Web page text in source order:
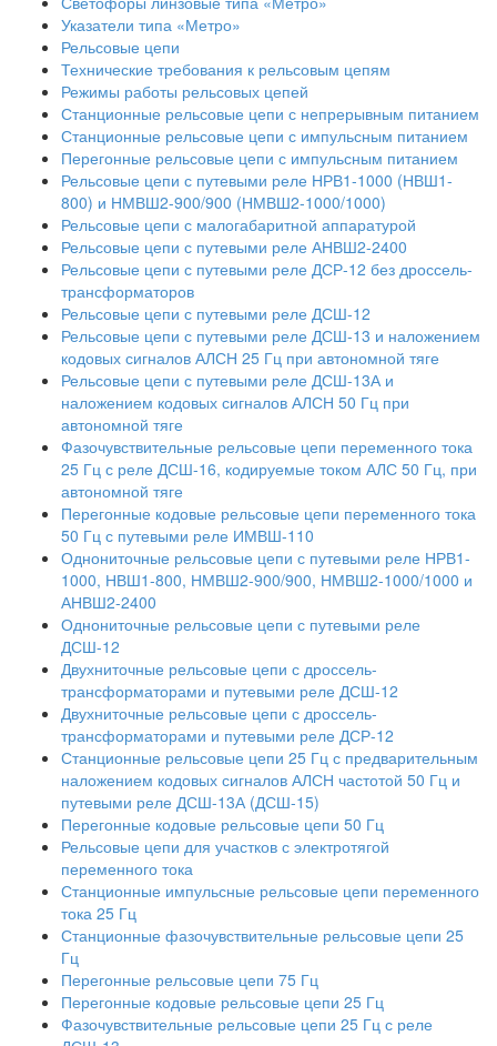
Указатели типа «Метро»
Рельсовые цепи
Технические требования к рельсовым цепям
Режимы работы рельсовых цепей
Станционные рельсовые цепи с непрерывным питанием
Станционные рельсовые цепи с импульсным питанием
Перегонные рельсовые цепи с импульсным питанием
Рельсовые цепи с путевыми реле НРВ1-1000 (НВШ1-
800) и НМВШ2-900/900 (НМВШ2-1000/1000)
Рельсовые цепи с малогабаритной аппаратурой
Рельсовые цепи с путевыми реле АНВШ2-2400
Рельсовые цепи с путевыми реле ДСР-12 без дроссель-
трансформаторов
Рельсовые цепи с путевыми реле ДСШ-12
Рельсовые цепи с путевыми реле ДСШ-13 и наложением
кодовых сигналов АЛСН 25 Гц при автономной тяге
Рельсовые цепи с путевыми реле ДСШ-13А и
наложением кодовых сигналов АЛСН 50 Гц при
автономной тяге
Фазочувствительные рельсовые цепи переменного тока
25 Гц с реле ДСШ-16, кодируемые током АЛС 50 Гц, при
автономной тяге
Перегонные кодовые рельсовые цепи переменного тока
50 Гц с путевыми реле ИМВШ-110
Однониточные рельсовые цепи с путевыми реле НРВ1-
1000, НВШ1-800, НМВШ2-900/900, НМВШ2-1000/1000 и
АНВШ2-2400
Однониточные рельсовые цепи с путевыми реле
ДСШ-12
Двухниточные рельсовые цепи с дроссель-
трансформаторами и путевыми реле ДСШ-12
Двухниточные рельсовые цепи с дроссель-
трансформаторами и путевыми реле ДСР-12
Станционные рельсовые цепи 25 Гц с предварительным
наложением кодовых сигналов АЛСН частотой 50 Гц и
путевыми реле ДСШ-13А (ДСШ-15)
Перегонные кодовые рельсовые цепи 50 Гц
Рельсовые цепи для участков с электротягой
переменного тока
Станционные импульсные рельсовые цепи переменного
тока 25 Гц
Станционные фазочувствительные рельсовые цепи 25
Гц
Перегонные рельсовые цепи 75 Гц
Перегонные кодовые рельсовые цепи 25 Гц
Фазочувствительные рельсовые цепи 25 Гц с реле